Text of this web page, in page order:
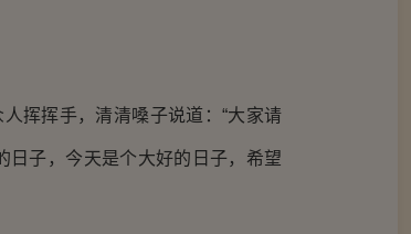
挥挥手，清清嗓子说道：“大家请
日子，今天是个大好的日子，希望